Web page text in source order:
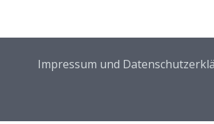
Impressum und